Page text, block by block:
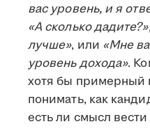
вас уровень, и я
«А сколько
лучше», или «Мне
уровень дохода».
хотя бы
понимать, как
есть ли смысл